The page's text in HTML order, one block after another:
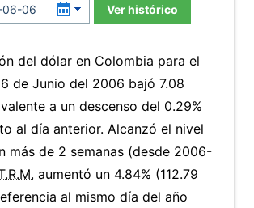
Ver histórico
del dólar en Colombia para el
de Junio del 2006 bajó 7.08
a un descenso del 0.29%
al día anterior. Alcanzó el nivel
más de 2 semanas (desde 2006-
aumentó un 4.84% (112.79
al mismo día del año